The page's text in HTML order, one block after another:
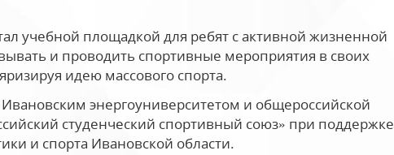
учебной площадкой для ребят с активной жизненной
и проводить спортивные мероприятия в своих
идею массового спорта.
энергоуниверситетом и общероссийской
студенческий спортивный союз» при поддержке
и спорта Ивановской области.